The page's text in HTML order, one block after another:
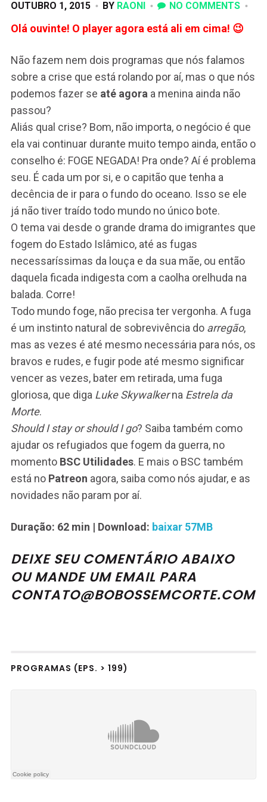
OUTUBRO 1, 2015 BY RAONI NO COMMENTS
Olá ouvinte! O player agora está ali em cima! 😉
Não fazem nem dois programas que nós falamos
sobre a crise que está rolando por aí, mas o que nós
podemos fazer se até agora a menina ainda não
passou?
Aliás qual crise? Bom, não importa, o negócio é que
ela vai continuar durante muito tempo ainda, então o
conselho é: FOGE NEGADA! Pra onde? Aí é problema
seu. É cada um por si, e o capitão que tenha a
decência de ir para o fundo do oceano. Isso se ele
já não tiver traído todo mundo no único bote.
O tema vai desde o grande drama do imigrantes que
fogem do Estado Islâmico, até as fugas
necessaríssimas da louça e da sua mãe, ou então
daquela ficada indigesta com a caolha orelhuda na
balada. Corre!
Todo mundo foge, não precisa ter vergonha. A fuga
é um instinto natural de sobrevivência do arregão,
mas as vezes é até mesmo necessária para nós, os
bravos e rudes, e fugir pode até mesmo significar
vencer as vezes, bater em retirada, uma fuga
gloriosa, que diga Luke Skywalkerna Estrela da
Morte.
Should I stay or should I go? Saiba também como
ajudar os refugiados que fogem da guerra, no
momento BSC Utilidades. E mais o BSC também
está no Patreon agora, saiba como nós ajudar, e as
novidades não param por aí.
Duração: 62 min | Download: baixar 57MB
DEIXE SEU COMENTÁRIO ABAIXO
OU MANDE UM EMAIL PARA
CONTATO@BOBOSSEMCORTE.COM
PROGRAMAS (EPS. > 199)